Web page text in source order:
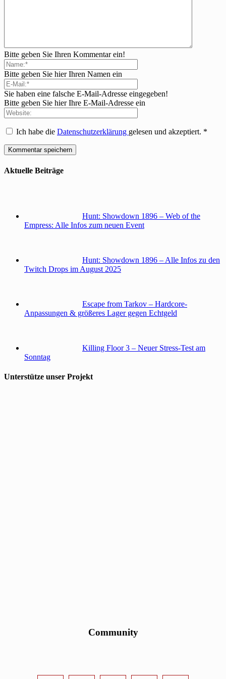
Bitte geben Sie Ihren Kommentar ein!
Bitte geben Sie hier Ihren Namen ein
Sie haben eine falsche E-Mail-Adresse eingegeben!
Bitte geben Sie hier Ihre E-Mail-Adresse ein
Ich habe die Datenschutzerklärung gelesen und akzeptiert. *
Aktuelle Beiträge
Hunt: Showdown 1896 – Web of the
Empress: Alle Infos zum neuen Event
Hunt: Showdown 1896 – Alle Infos zu den
Twitch Drops im August 2025
Escape from Tarkov – Hardcore-
Anpassungen & größeres Lager gegen Echtgeld
Killing Floor 3 – Neuer Stress-Test am
Sonntag
Unterstütze unser Projekt
Community